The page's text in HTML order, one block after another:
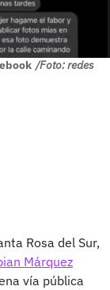
/Foto: redes
Rosa del Sur,
Márquez
vía pública